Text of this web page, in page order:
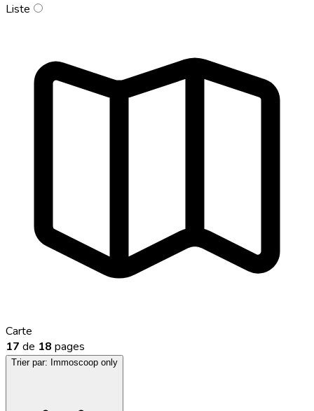
Liste
Carte
17 de 18 pages
Trier par: Immoscoop only